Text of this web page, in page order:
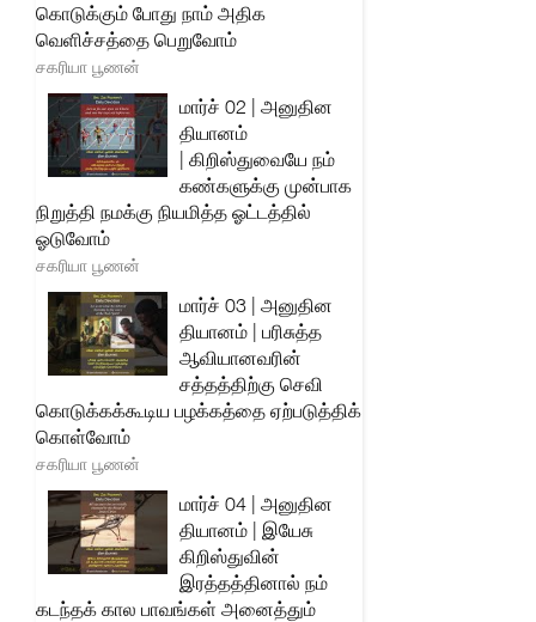
கொடுக்கும் போது நாம் அதிக
வெளிச்சத்தை பெறுவோம்
சகரியா பூணன்
மார்ச் 02 | அனுதின
தியானம்
| கிறிஸ்துவையே நம்
கண்களுக்கு முன்பாக
நிறுத்தி நமக்கு நியமித்த ஓட்டத்தில்
ஓடுவோம்
சகரியா பூணன்
மார்ச் 03 | அனுதின
தியானம் | பரிசுத்த
ஆவியானவரின்
சத்தத்திற்கு செவி
கொடுக்கக்கூடிய பழக்கத்தை ஏற்படுத்திக்
கொள்வோம்
சகரியா பூணன்
மார்ச் 04 | அனுதின
தியானம் | இயேசு
கிறிஸ்துவின்
இரத்தத்தினால் நம்
கடந்தக் கால பாவங்கள் அனைத்தும்